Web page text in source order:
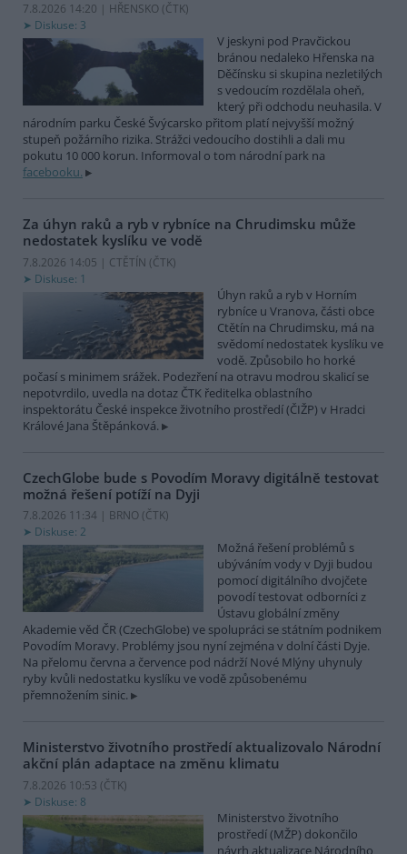
7.8.2026 14:20 | HŘENSKO (ČTK)
Diskuse: 3
V jeskyni pod Pravčickou
bránou nedaleko Hřenska na
Děčínsku si skupina nezletilých
s vedoucím rozdělala oheň,
který při odchodu neuhasila. V
národním parku České Švýcarsko přitom platí nejvyšší možný
stupeň požárního rizika. Strážci vedoucího dostihli a dali mu
pokutu 10 000 korun. Informoval o tom národní park na
facebooku.
Za úhyn raků a ryb v rybníce na Chrudimsku může
nedostatek kyslíku ve vodě
7.8.2026 14:05 | CTĚTÍN (ČTK)
Diskuse: 1
Úhyn raků a ryb v Horním
rybníce u Vranova, části obce
Ctětín na Chrudimsku, má na
svědomí nedostatek kyslíku ve
vodě. Způsobilo ho horké
počasí s minimem srážek. Podezření na otravu modrou skalicí se
nepotvrdilo, uvedla na dotaz ČTK ředitelka oblastního
inspektorátu České inspekce životního prostředí (ČIŽP) v Hradci
Králové Jana Štěpánková.
CzechGlobe bude s Povodím Moravy digitálně testovat
možná řešení potíží na Dyji
7.8.2026 11:34 | BRNO (ČTK)
Diskuse: 2
Možná řešení problémů s
ubýváním vody v Dyji budou
pomocí digitálního dvojčete
povodí testovat odborníci z
Ústavu globální změny
Akademie věd ČR (CzechGlobe) ve spolupráci se státním podnikem
Povodím Moravy. Problémy jsou nyní zejména v dolní části Dyje.
Na přelomu června a července pod nádrží Nové Mlýny uhynuly
ryby kvůli nedostatku kyslíku ve vodě způsobenému
přemnožením sinic.
Ministerstvo životního prostředí aktualizovalo Národní
akční plán adaptace na změnu klimatu
7.8.2026 10:53 (ČTK)
Diskuse: 8
Ministerstvo životního
prostředí (MŽP) dokončilo
návrh aktualizace Národního